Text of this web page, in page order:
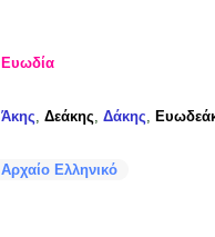
Ευωδία
Άκης, Δεάκης, Δάκης,
Αρχαίο Ελληνικό